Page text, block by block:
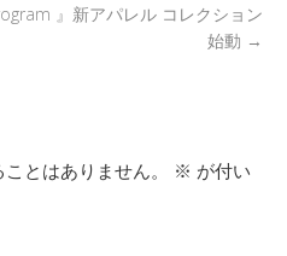
』新アパレル コレクション
始動 →
とはありません。 ※ が付い